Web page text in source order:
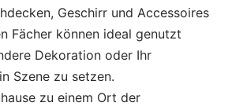
Geschirr und Accessoires
Fächer können ideal genutzt
Dekoration oder Ihr
Szene zu setzen.
zu einem Ort der